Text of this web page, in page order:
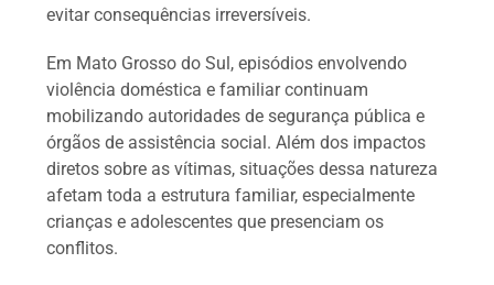
evitar consequências irreversíveis.
Em Mato Grosso do Sul, episódios envolvendo
violência doméstica e familiar continuam
mobilizando autoridades de segurança pública e
órgãos de assistência social. Além dos impactos
diretos sobre as vítimas, situações dessa natureza
afetam toda a estrutura familiar, especialmente
crianças e adolescentes que presenciam os
conflitos.